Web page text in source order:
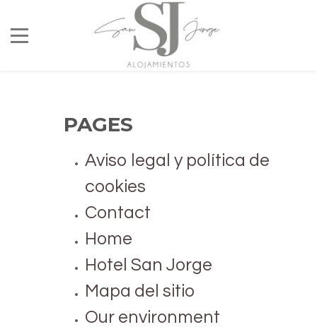
PAGES
Aviso legal y política de
cookies
Contact
Home
Hotel San Jorge
Mapa del sitio
Our environment